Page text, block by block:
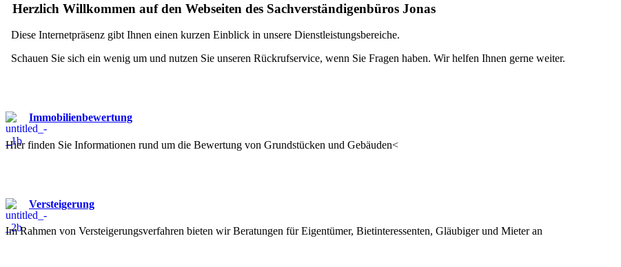
Herzlich Willkommen auf den Webseiten des Sachverständigenbüros Jonas
Diese Internetpräsenz gibt Ihnen einen kurzen Einblick in unsere Dienstleistungsbereiche.
Schauen Sie sich ein wenig um und nutzen Sie unseren Rückrufservice, wenn Sie Fragen haben. Wir helfen Ihnen gerne weiter.
Immobilienbewertung
Hier finden Sie Informationen rund um die Bewertung von Grundstücken und Gebäuden<
Versteigerung
Im Rahmen von Versteigerungsverfahren bieten wir Beratungen für Eigentümer, Bietinteressenten, Gläubiger und Mieter an